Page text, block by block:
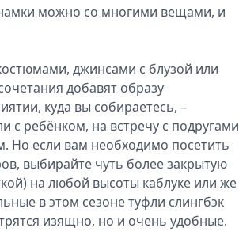
можно со многими вещами, и
джинсами с блузой или
добавят образу
куда вы собираетесь, –
с ребёнком, на встречу с подругами
Но если вам необходимо посетить
выбирайте чуть более закрытую
на любой высоты каблуке или же
в этом сезоне туфли слингбэк
изящно, но и очень удобные.